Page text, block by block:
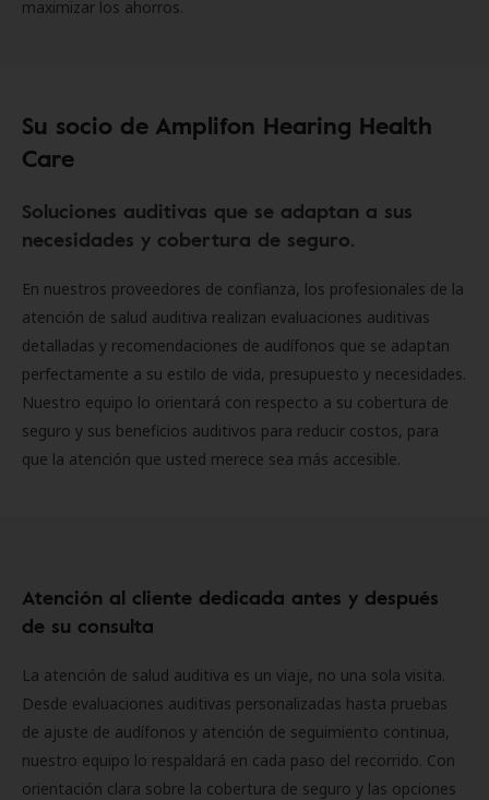
maximizar los ahorros.
Su socio de Amplifon Hearing Health
Care
Soluciones auditivas que se adaptan a sus
necesidades y cobertura de seguro.
En nuestros proveedores de confianza, los profesionales de la
atención de salud auditiva realizan evaluaciones auditivas
detalladas y recomendaciones de audífonos que se adaptan
perfectamente a su estilo de vida, presupuesto y necesidades.
Nuestro equipo lo orientará con respecto a su cobertura de
seguro y sus beneficios auditivos para reducir costos, para
que la atención que usted merece sea más accesible.
Atención al cliente dedicada antes y después
de su consulta
La atención de salud auditiva es un viaje, no una sola visita.
Desde evaluaciones auditivas personalizadas hasta pruebas
de ajuste de audífonos y atención de seguimiento continua,
nuestro equipo lo respaldará en cada paso del recorrido. Con
orientación clara sobre la cobertura de seguro y las opciones